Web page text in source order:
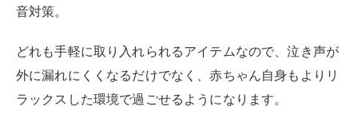
音対策。
どれも手軽に取り入れられるアイテムなので、泣き声が
外に漏れにくくなるだけでなく、赤ちゃん自身もよりリ
ラックスした環境で過ごせるようになります。